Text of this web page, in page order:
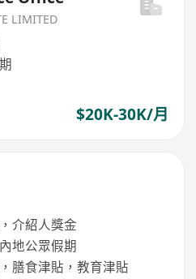
LIMITED
$20K-30K/月
介紹人獎金
地公眾假期
膳食津貼，教育津貼